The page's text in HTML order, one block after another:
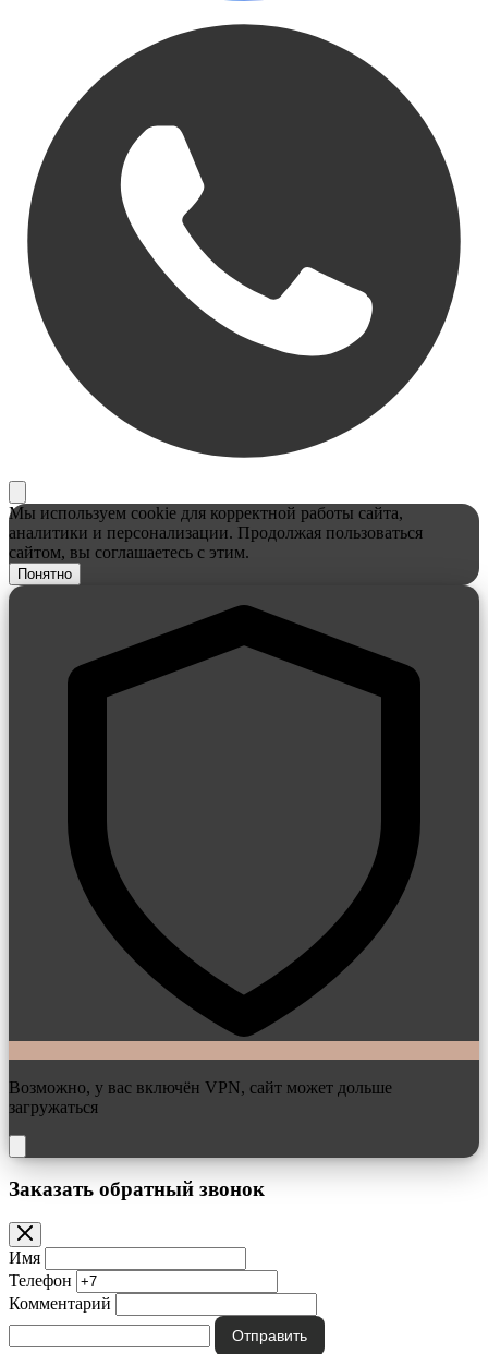
Мы используем cookie для корректной работы сайта,
аналитики и персонализации. Продолжая пользоваться
сайтом, вы соглашаетесь с этим.
Понятно
Возможно, у вас включён VPN, сайт может дольше
загружаться
Заказать обратный звонок
Имя
Телефон
Комментарий
Отправить